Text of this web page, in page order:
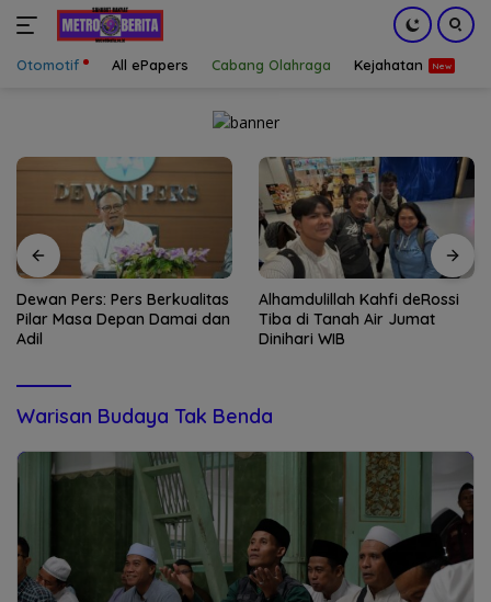
Otomotif All ePapers Cabang Olahraga Kejahatan
Dewan Pers: Pers Berkualitas
Pilar Masa Depan Damai dan
Adil
Alhamdulillah Kahfi deRossi
Tiba di Tanah Air Jumat
Dinihari WIB
Warisan Budaya Tak Benda